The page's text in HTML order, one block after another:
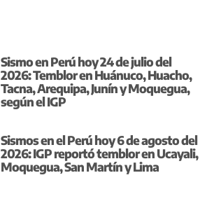
Sismo en Perú hoy 24 de julio del
2026: Temblor en Huánuco, Huacho,
Tacna, Arequipa, Junín y Moquegua,
según el IGP
Sismos en el Perú hoy 6 de agosto del
2026: IGP reportó temblor en Ucayali,
Moquegua, San Martín y Lima